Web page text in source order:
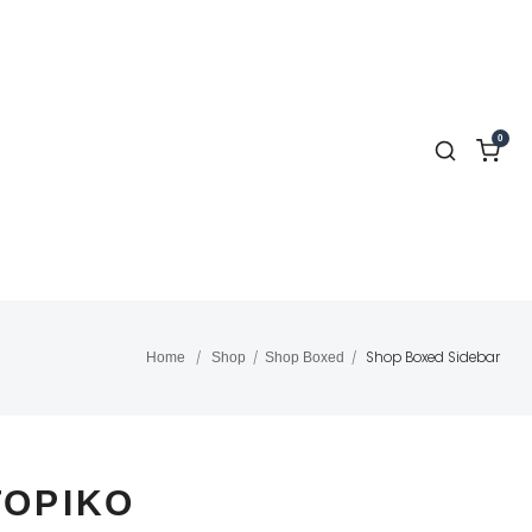
0
Home / Shop / Shop Boxed / Shop Boxed Sidebar